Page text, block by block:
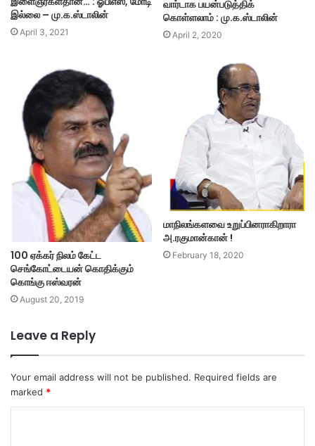
இல்லை – மு.க.ஸ்டாலின்
April 3, 2021
வார்டாக பயன்படுத்திக்
கொள்ளலாம் : மு.க.ஸ்டாலின்
April 2, 2020
100 ஏக்கர் நிலம் கேட்ட
செங்கோட்டையன் கொதிக்கும்
கொங்கு ஈஸ்வரன்
August 20, 2019
மாநிலங்களவை உறுப்பினராகிறாரா
அ.ரகுமான்கான் !
February 18, 2020
Leave a Reply
Your email address will not be published. Required fields are
marked *